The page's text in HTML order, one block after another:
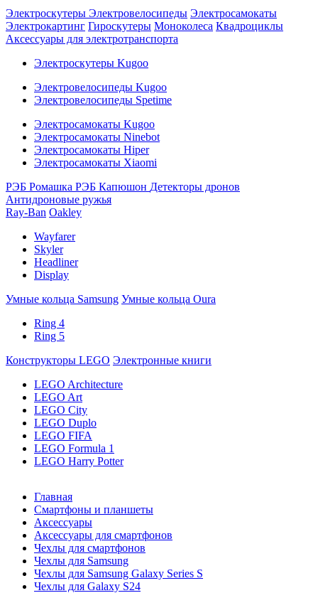
Электроскутеры Электровелосипеды Электросамокаты
Электрокартинг Гироскутеры Моноколеса Квадроциклы
Аксессуары для электротранспорта
Электроскутеры Kugoo
Электровелосипеды Kugoo
Электровелосипеды Spetime
Электросамокаты Kugoo
Электросамокаты Ninebot
Электросамокаты Hiper
Электросамокаты Xiaomi
РЭБ Ромашка РЭБ Капюшон Детекторы дронов
Антидроновые ружья
Ray-Ban Oakley
Wayfarer
Skyler
Headliner
Display
Умные кольца Samsung Умные кольца Oura
Ring 4
Ring 5
Конструкторы LEGO Электронные книги
LEGO Architecture
LEGO Art
LEGO City
LEGO Duplo
LEGO FIFA
LEGO Formula 1
LEGO Harry Potter
Главная
Смартфоны и планшеты
Аксессуары
Аксессуары для смартфонов
Чехлы для смартфонов
Чехлы для Samsung
Чехлы для Samsung Galaxy Series S
Чехлы для Galaxy S24